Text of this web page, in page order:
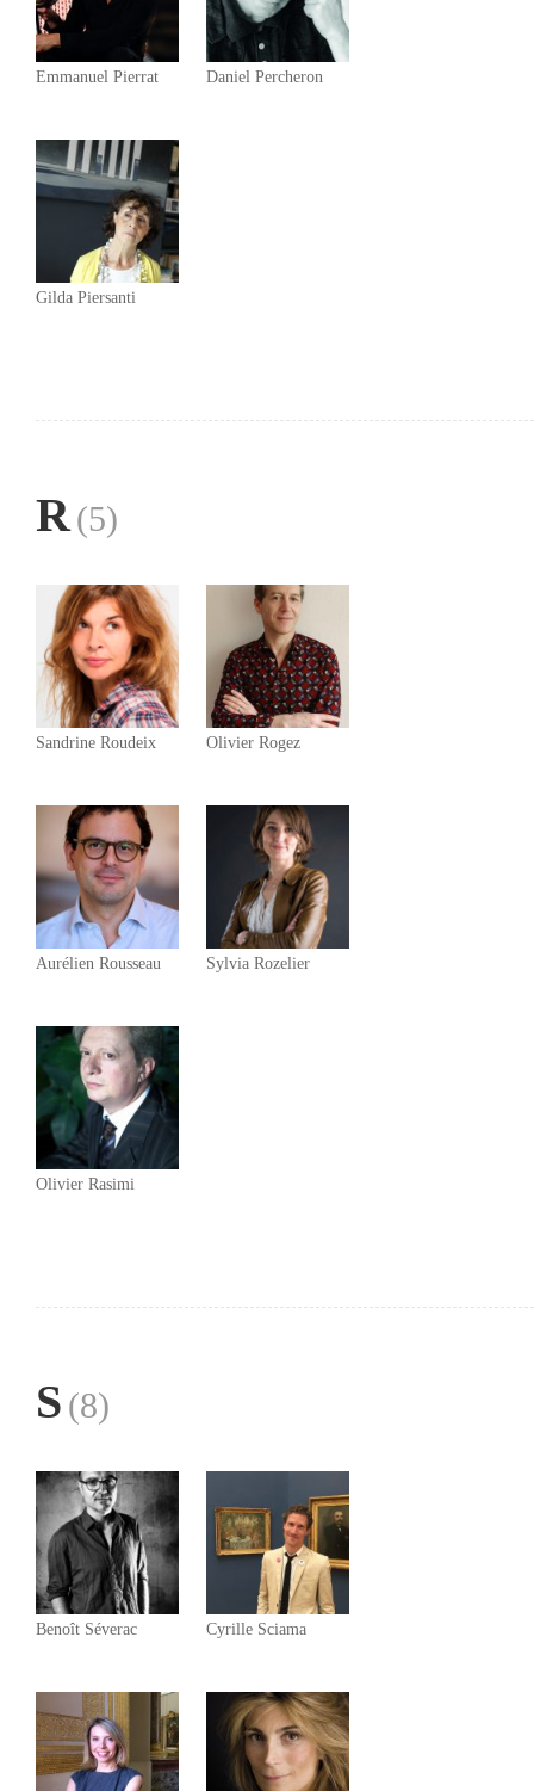
Emmanuel Pierrat Daniel Percheron
Gilda Piersanti
R(5)
Sandrine Roudeix Olivier Rogez
Aurélien Rousseau Sylvia Rozelier
Olivier Rasimi
S (8)
Benoît Séverac Cyrille Sciama